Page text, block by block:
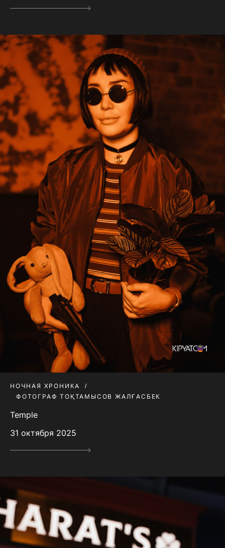
НОЧНАЯ ХРОНИКА
ФОТОГРАФ ТОҚТАМЫСОВ ЖАЛҒАСБЕК
Temple
31 октября 2025